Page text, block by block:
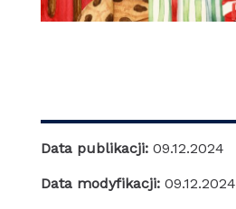
Data publikacji: 09.12.2024
Data modyfikacji: 09.12.2024